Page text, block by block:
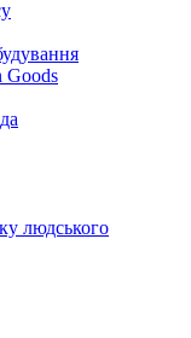
Goods
людського